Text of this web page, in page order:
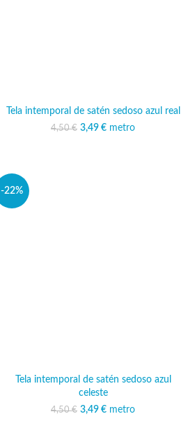
Tela intemporal de satén sedoso azul real
4,50€
El precio original era:
3,49 € El precio actual es:
metro
-22%
Tela intemporal de satén sedoso azul
celeste
4,50€
El precio original era:
3,49 € El precio actual es:
metro